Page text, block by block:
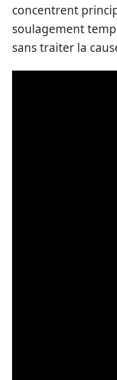
concentrent
soulagement
sans traiter la